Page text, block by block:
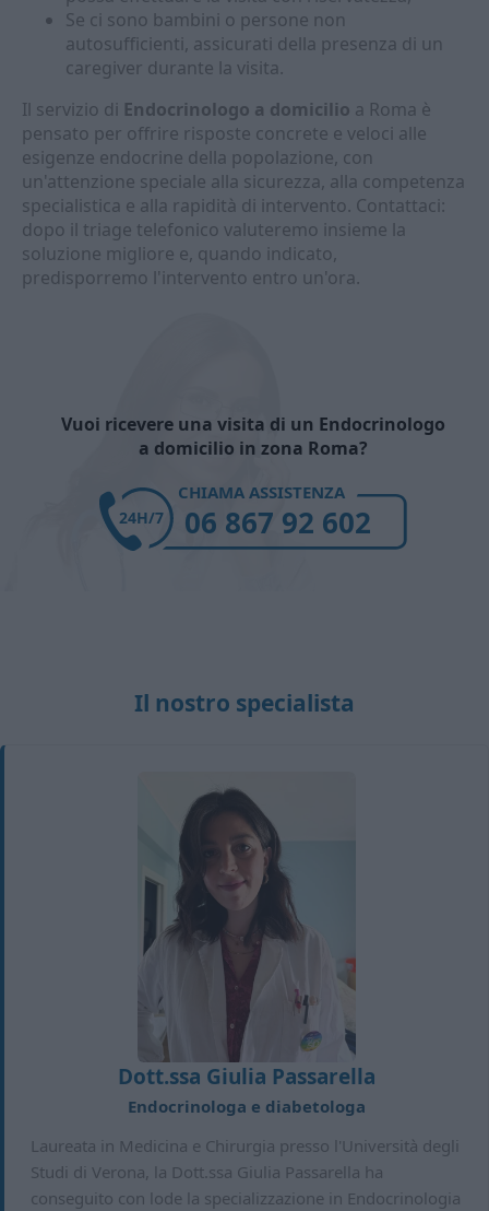
Se ci sono bambini o persone non
autosufficienti, assicurati della presenza di un
caregiver durante la visita.
Il servizio di Endocrinologo a domicilio a Roma è
pensato per offrire risposte concrete e veloci alle
esigenze endocrine della popolazione, con
un'attenzione speciale alla sicurezza, alla competenza
specialistica e alla rapidità di intervento. Contattaci:
dopo il triage telefonico valuteremo insieme la
soluzione migliore e, quando indicato,
predisporremo l'intervento entro un'ora.
Vuoi ricevere una visita di un Endocrinologo
a domicilio in zona Roma?
CHIAMA ASSISTENZA
06 867 92 602
24H/7
Il nostro specialista
Dott.ssa Giulia Passarella
Endocrinologa e diabetologa
Laureata in Medicina e Chirurgia presso l'Università degli
Studi di Verona, la Dott.ssa Giulia Passarella ha
conseguito con lode la specializzazione in Endocrinologia